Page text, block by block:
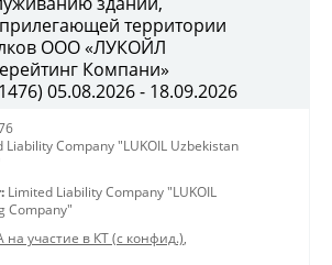
территории
ООО «ЛУКОЙЛ
Компани»
05.08.2026 - 18.09.2026
Liability Company "LUKOIL Uzbekistan
Limited Liability Company "LUKOIL
Company"
на участие в КТ (с конфид.),